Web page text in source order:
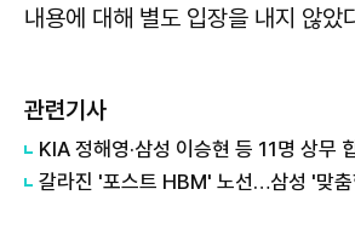
내용에 대해 별도 입장을 내지 않았
관련기사